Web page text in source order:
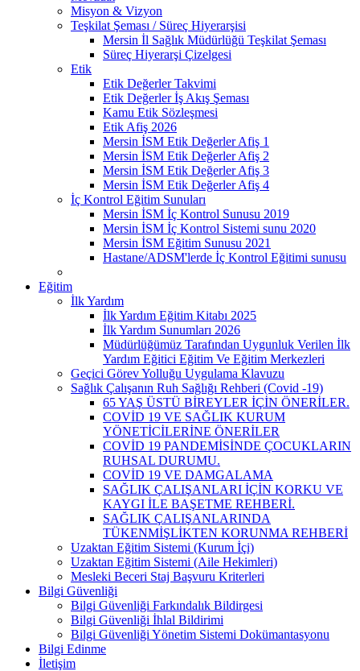
Misyon & Vizyon
Teşkilat Şeması / Süreç Hiyerarşisi
Mersin İl Sağlık Müdürlüğü Teşkilat Şeması
Süreç Hiyerarşi Çizelgesi
Etik
Etik Değerler Takvimi
Etik Değerler İş Akış Şeması
Kamu Etik Sözleşmesi
Etik Afiş 2026
Mersin İSM Etik Değerler Afiş 1
Mersin İSM Etik Değerler Afiş 2
Mersin İSM Etik Değerler Afiş 3
Mersin İSM Etik Değerler Afiş 4
İç Kontrol Eğitim Sunuları
Mersin İSM İç Kontrol Sunusu 2019
Mersin İSM İç Kontrol Sistemi sunu 2020
Mersin İSM Eğitim Sunusu 2021
Hastane/ADSM'lerde İç Kontrol Eğitimi sunusu
Eğitim
İlk Yardım
İlk Yardım Eğitim Kitabı 2025
İlk Yardım Sunumları 2026
Müdürlüğümüz Tarafından Uygunluk Verilen İlk
Yardım Eğitici Eğitim Ve Eğitim Merkezleri
Geçici Görev Yolluğu Uygulama Klavuzu
Sağlık Çalışanın Ruh Sağlığı Rehberi (Covid -19)
65 YAŞ ÜSTÜ BİREYLER İÇİN ÖNERİLER.
COVİD 19 VE SAĞLIK KURUM
YÖNETİCİLERİNE ÖNERİLER
COVİD 19 PANDEMİSİNDE ÇOCUKLARIN
RUHSAL DURUMU.
COVİD 19 VE DAMGALAMA
SAĞLIK ÇALIŞANLARI İÇİN KORKU VE
KAYGI İLE BAŞETME REHBERİ.
SAĞLIK ÇALIŞANLARINDA
TÜKENMİŞLİKTEN KORUNMA REHBERİ
Uzaktan Eğitim Sistemi (Kurum İçi)
Uzaktan Eğitim Sistemi (Aile Hekimleri)
Mesleki Beceri Staj Başvuru Kriterleri
Bilgi Güvenliği
Bilgi Güvenliği Farkındalık Bildirgesi
Bilgi Güvenliği İhlal Bildirimi
Bilgi Güvenliği Yönetim Sistemi Dokümantasyonu
Bilgi Edinme
İletişim